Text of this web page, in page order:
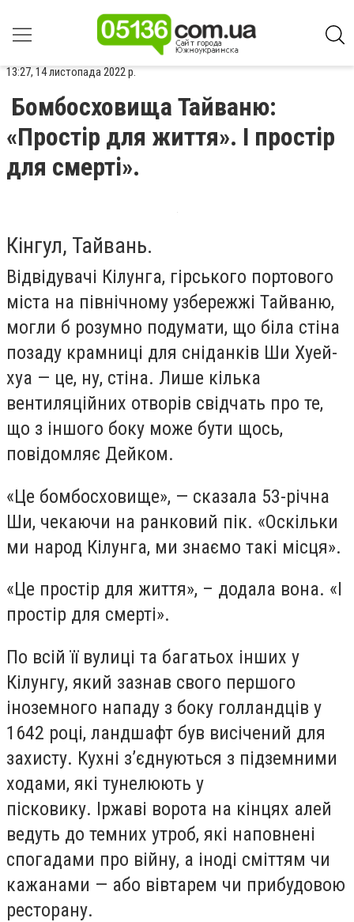
13:27, 14 листопада 2022 р.
Бомбосховища Тайваню:
«Простір для життя». І простір
для смерті».
Кінгул, Тайвань.
Відвідувачі Кілунга, гірського портового
міста на північному узбережжі Тайваню,
могли б розумно подумати, що біла стіна
позаду крамниці для сніданків Ши Хуей-
хуа — це, ну, стіна. Лише кілька
вентиляційних отворів свідчать про те,
що з іншого боку може бути щось,
повідомляє Дейком.
«Це бомбосховище», — сказала 53-річна
Ши, чекаючи на ранковий пік. «Оскільки
ми народ Кілунга, ми знаємо такі місця».
«Це простір для життя», – додала вона. «І
простір для смерті».
По всій її вулиці та багатьох інших у
Кілунгу, який зазнав свого першого
іноземного нападу з боку голландців у
1642 році, ландшафт був висічений для
захисту. Кухні з’єднуються з підземними
ходами, які тунелюють у
пісковику. Іржаві ворота на кінцях алей
ведуть до темних утроб, які наповнені
спогадами про війну, а іноді сміттям чи
кажанами — або вівтарем чи прибудовою
ресторану.